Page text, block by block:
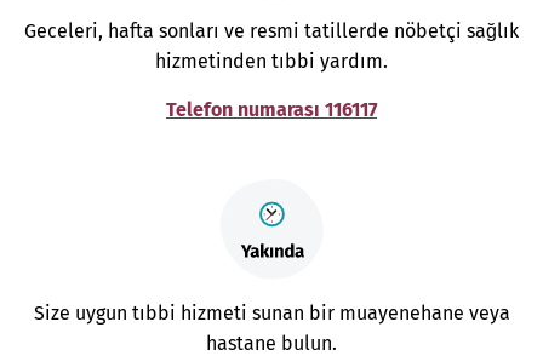
Geceleri, hafta sonları ve resmi tatillerde nöbetçi sağlık
hizmetinden tıbbi yardım.
Telefon numarası 116117
Size uygun tıbbi hizmeti sunan bir muayenehane veya
hastane bulun.